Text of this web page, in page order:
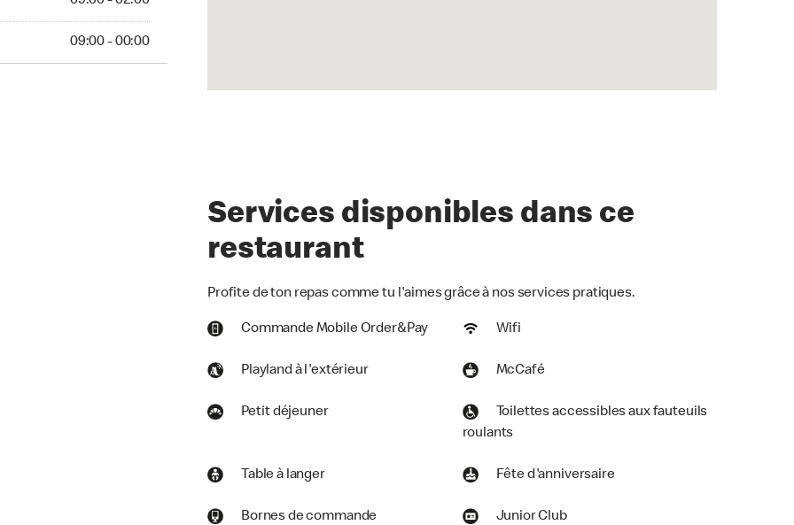
09:00 - 00:00
Services disponibles dans ce
restaurant
Profite de ton repas comme tu l'aimes grâce à nos services pratiques.
Commande Mobile Order&Pay Wifi
Playland à l'extérieur McCafé
Petit déjeuner
Toilettes accessibles aux fauteuils
roulants
Table à langer Fête d'anniversaire
Bornes de commande Junior Club